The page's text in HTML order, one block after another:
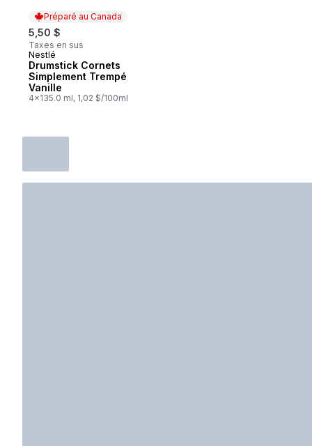
Préparé au Canada
5,50 $
Taxes en sus
Préparé au Canada
Nestlé
Drumstick Cornets
Simplement Trempé
Vanille
4x135.0 ml, 1,02 $/100ml